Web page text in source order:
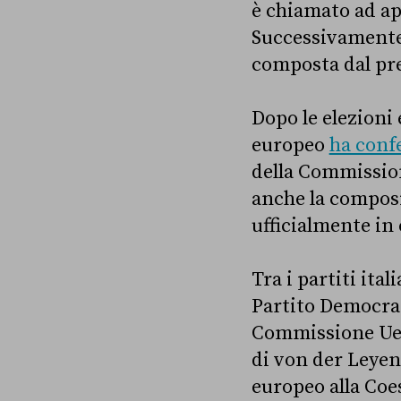
è chiamato ad
composta dal
Dopo le elezioni
europeo ha
della
anche la
ufficialmente in
Tra i partiti
Partito
Commissione
di von der
europeo alla